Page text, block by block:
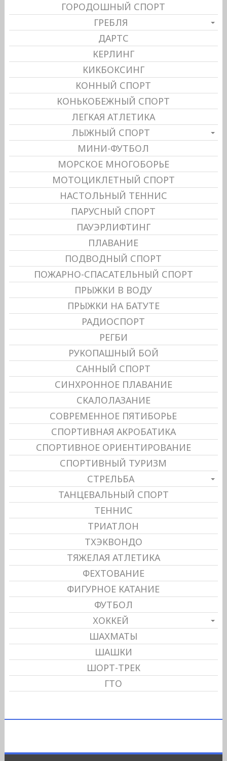
ГОРОДОШНЫЙ СПОРТ
ГРЕБЛЯ
ДАРТС
КЕРЛИНГ
КИКБОКСИНГ
КОННЫЙ СПОРТ
КОНЬКОБЕЖНЫЙ СПОРТ
ЛЕГКАЯ АТЛЕТИКА
ЛЫЖНЫЙ СПОРТ
МИНИ-ФУТБОЛ
МОРСКОЕ МНОГОБОРЬЕ
МОТОЦИКЛЕТНЫЙ СПОРТ
НАСТОЛЬНЫЙ ТЕННИС
ПАРУСНЫЙ СПОРТ
ПАУЭРЛИФТИНГ
ПЛАВАНИЕ
ПОДВОДНЫЙ СПОРТ
ПОЖАРНО-СПАСАТЕЛЬНЫЙ СПОРТ
ПРЫЖКИ В ВОДУ
ПРЫЖКИ НА БАТУТЕ
РАДИОСПОРТ
РЕГБИ
РУКОПАШНЫЙ БОЙ
САННЫЙ СПОРТ
СИНХРОННОЕ ПЛАВАНИЕ
СКАЛОЛАЗАНИЕ
СОВРЕМЕННОЕ ПЯТИБОРЬЕ
СПОРТИВНАЯ АКРОБАТИКА
СПОРТИВНОЕ ОРИЕНТИРОВАНИЕ
СПОРТИВНЫЙ ТУРИЗМ
СТРЕЛЬБА
ТАНЦЕВАЛЬНЫЙ СПОРТ
ТЕННИС
ТРИАТЛОН
ТХЭКВОНДО
ТЯЖЕЛАЯ АТЛЕТИКА
ФЕХТОВАНИЕ
ФИГУРНОЕ КАТАНИЕ
ФУТБОЛ
ХОККЕЙ
ШАХМАТЫ
ШАШКИ
ШОРТ-ТРЕК
ГТО